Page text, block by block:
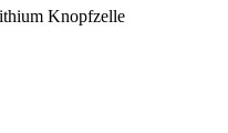
Knopfzelle